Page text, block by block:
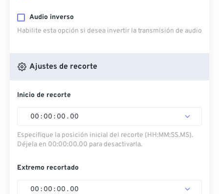
Audio inverso
Habilite esta opción si desea invertir la transmisión de audio
Ajustes de recorte
Inicio de recorte
00 : 00 : 00 . 00
Especifique la posición inicial del recorte (HH:MM:SS.MS).
Déjela en 00:00:00.00 para desactivarla.
Extremo recortado
00 : 00 : 00 . 00